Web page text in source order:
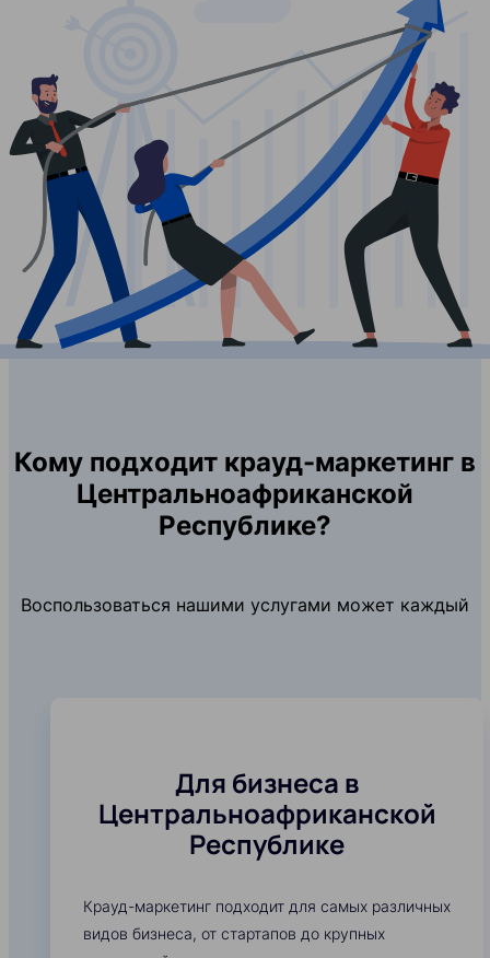
Кому подходит крауд-маркетинг в
Центральноафриканской
Республике?
Воспользоваться нашими услугами может каждый
Для бизнеса в
Центральноафриканской
Республике
Крауд-маркетинг подходит для самых различных
видов бизнеса, от стартапов до крупных